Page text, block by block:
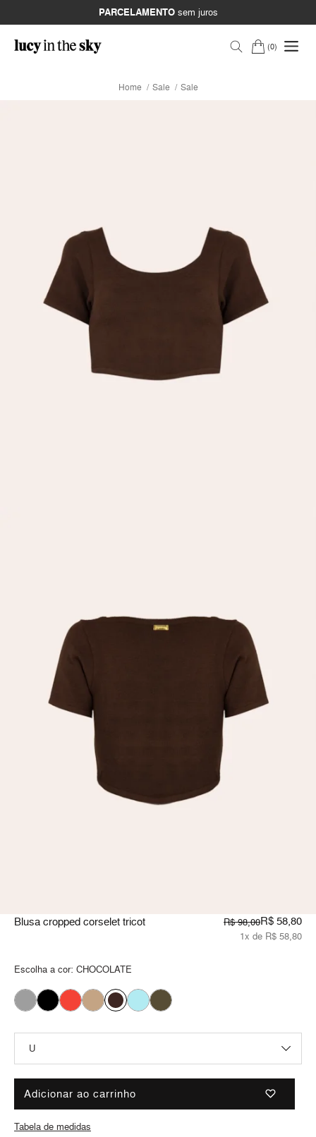
PARCELAMENTOsem juros
0
Home Sale Sale
Blusa cropped corselet tricot R$ 98,00R$ 58,80
1x de R$ 58,80
Escolha a cor: CHOCOLATE
Adicionar ao carrinho
Tabela de medidas